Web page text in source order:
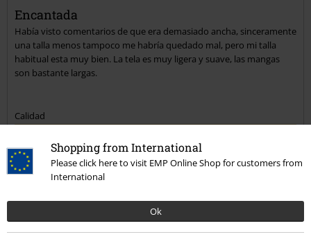
Shopping from International
Please click here to visit EMP Online Shop for customers from
International
Ok
Enviar comentario
Encantada
Había visto comentarios de que era demasiado ancha, sinceramente
una talla menos tampoco me habría quedado mal, pero mi talla
habitual esta muy bien. La tela es muy ligera y suave, las mangas
son bastante largas.
Calidad
Ajuste
Demasiado estrecho
Perfecto
Demasiado ancho
Longitud